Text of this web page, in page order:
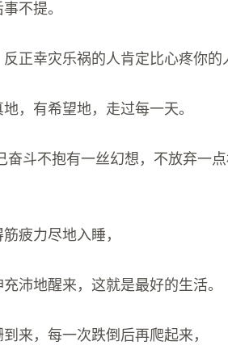
不提。
正幸灾乐祸的人肯定比心疼你的
，有希望地，走过每一天。
奋斗不抱有一丝幻想，不放弃一
疲力尽地入睡，
沛地醒来，这就是最好的生活。
来，每一次跌倒后再爬起来，